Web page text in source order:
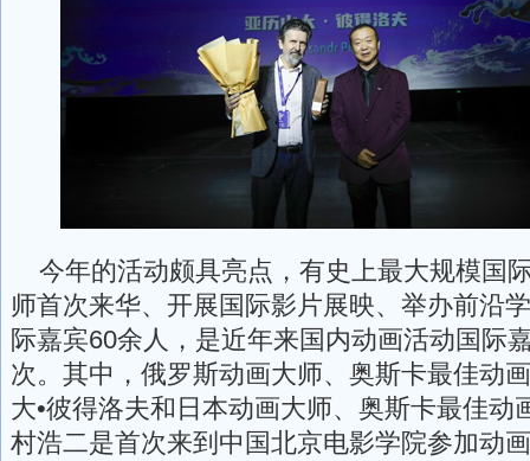
今年的活动颇具亮点，有史上最大规模国
师首次来华、开展国际影片展映、举办前沿
际嘉宾60余人，是近年来国内动画活动国际
次。其中，俄罗斯动画大师、奥斯卡最佳动
大•彼得洛夫和日本动画大师、奥斯卡最佳动
村浩二是首次来到中国北京电影学院参加动